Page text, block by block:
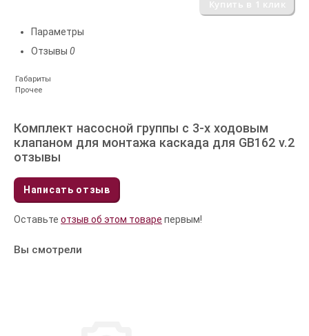
Параметры
Отзывы 0
Габариты
Прочее
Комплект насосной группы c 3-х ходовым
клапаном для монтажа каскада для GB162 v.2
отзывы
Написать отзыв
Оставьте отзыв об этом товаре первым!
Вы смотрели